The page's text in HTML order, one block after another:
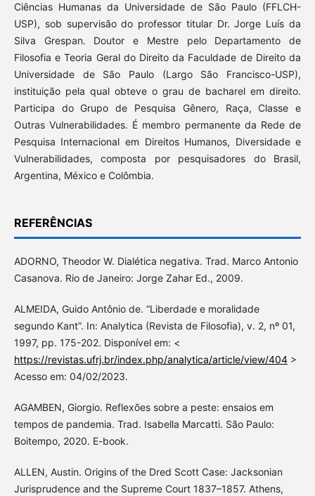
Ciências Humanas da Universidade de São Paulo (FFLCH-
USP), sob supervisão do professor titular Dr. Jorge Luís da
Silva Grespan. Doutor e Mestre pelo Departamento de
Filosofia e Teoria Geral do Direito da Faculdade de Direito da
Universidade de São Paulo (Largo São Francisco-USP),
instituição pela qual obteve o grau de bacharel em direito.
Participa do Grupo de Pesquisa Gênero, Raça, Classe e
Outras Vulnerabilidades. É membro permanente da Rede de
Pesquisa Internacional em Direitos Humanos, Diversidade e
Vulnerabilidades, composta por pesquisadores do Brasil,
Argentina, México e Colômbia.
REFERÊNCIAS
ADORNO, Theodor W. Dialética negativa. Trad. Marco Antonio
Casanova. Rio de Janeiro: Jorge Zahar Ed., 2009.
ALMEIDA, Guido Antônio de. “Liberdade e moralidade
segundo Kant”. In: Analytica (Revista de Filosofia), v. 2, nº 01,
1997, pp. 175-202. Disponível em: <
https://revistas.ufrj.br/index.php/analytica/article/view/404>
Acesso em: 04/02/2023.
AGAMBEN, Giorgio. Reflexões sobre a peste: ensaios em
tempos de pandemia. Trad. Isabella Marcatti. São Paulo:
Boitempo, 2020. E-book.
ALLEN, Austin. Origins of the Dred Scott Case: Jacksonian
Jurisprudence and the Supreme Court 1837–1857. Athens,